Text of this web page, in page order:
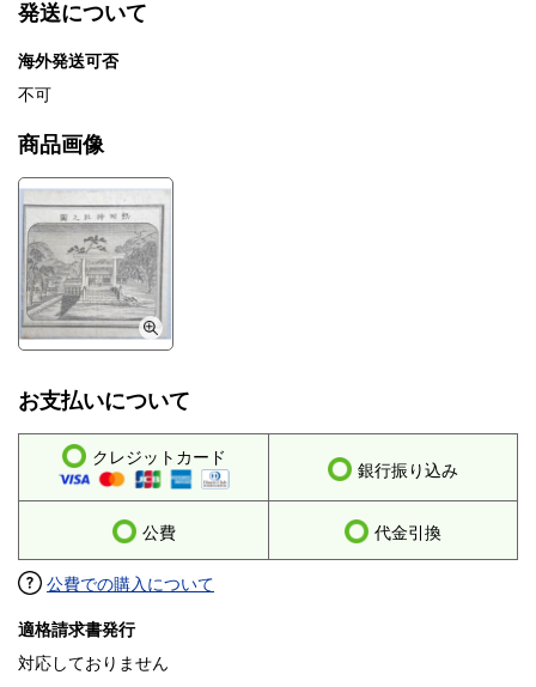
発送について
海外発送可否
不可
商品画像
お支払いについて
クレジットカード
銀行振り込み
公費 代金引換
公費での購入について
適格請求書発行
対応しておりません